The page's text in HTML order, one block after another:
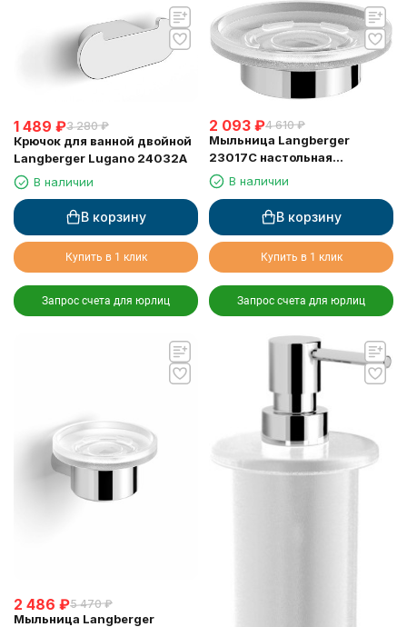
1 489 ₽3 280 ₽
Крючок для ванной двойной
Langberger Lugano 24032A
В наличии
В корзину
Купить в 1 клик
Запрос счета для юрлиц
2 093 ₽4 610 ₽
Мыльница Langberger
23017C настольная
стеклянная матовая круглая
В наличии
В корзину
Купить в 1 клик
Запрос счета для юрлиц
2 486 ₽5 470 ₽
Мыльница Langberger